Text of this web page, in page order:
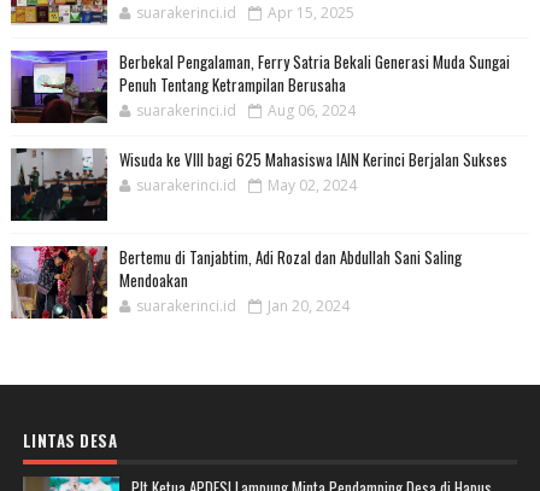
suarakerinci.id Apr 15, 2025
Berbekal Pengalaman, Ferry Satria Bekali Generasi Muda Sungai
Penuh Tentang Ketrampilan Berusaha
suarakerinci.id Aug 06, 2024
Wisuda ke VIII bagi 625 Mahasiswa IAIN Kerinci Berjalan Sukses
suarakerinci.id May 02, 2024
Bertemu di Tanjabtim, Adi Rozal dan Abdullah Sani Saling
Mendoakan
suarakerinci.id Jan 20, 2024
LINTAS DESA